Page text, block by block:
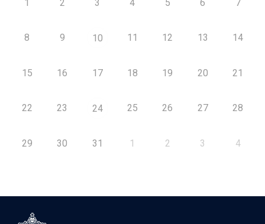
1 2 3 4 5 6 7
8 9 10 11 12 13 14
15 16 17 18 19 20 21
22 23 24 25 26 27 28
29 30 31 1 2 3 4